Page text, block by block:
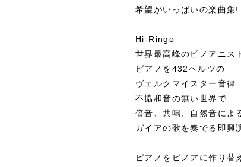
希望がいっぱいの楽曲集!
Hi-Ringo
世界最高峰のピノアニス
ピアノを432ヘルツの
ヴェルクマイスター音律
不協和音の無い世界で
倍音、共鳴、自然音によ
ガイアの歌を奏でる即興
ピアノをピノアに作り替